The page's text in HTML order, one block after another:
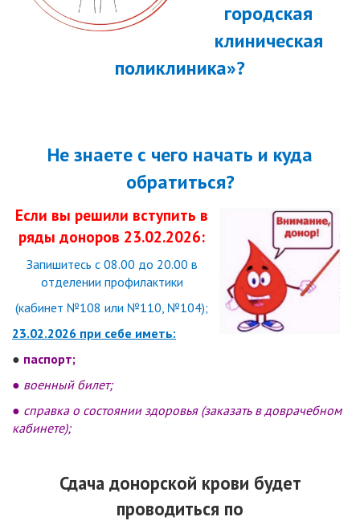
городская
клиническая
поликлиника»?
Не знаете с чего начать и куда
обратиться?
Если вы решили вступить в
ряды доноров 23.02.2026:
Запишитесь с 08.00 до 20.00 в
отделении профилактики
(кабинет №108 или №110, №104);
23.02.2026 при себе иметь:
● паспорт;
● военный билет;
● справка о состоянии здоровья (заказать в доврачебном
кабинете);
Сдача донорской крови будет
проводиться по